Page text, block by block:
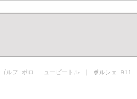
ゴルフ ポロ ニュービートル ｜ ポルシェ 911